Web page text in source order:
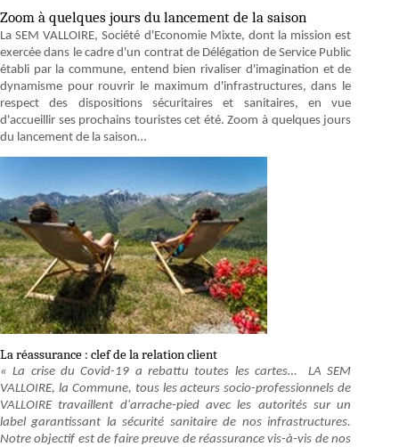
Zoom à quelques jours du lancement de la saison
La SEM VALLOIRE, Société d'Economie Mixte, dont la mission est
exercée dans le cadre d'un contrat de Délégation de Service Public
établi par la commune, entend bien rivaliser d'imagination et de
dynamisme pour rouvrir le maximum d'infrastructures, dans le
respect des dispositions sécuritaires et sanitaires, en vue
d'accueillir ses prochains touristes cet été. Zoom à quelques jours
du lancement de la saison…
La réassurance : clef de la relation client
« La crise du Covid-19 a rebattu toutes les cartes…
LA SEM
VALLOIRE, la Commune, tous les acteurs socio-professionnels de
VALLOIRE travaillent d'arrache-pied avec les autorités sur un
label garantissant la sécurité sanitaire de nos infrastructures.
Notre objectif est de faire preuve de réassurance vis-à-vis de nos